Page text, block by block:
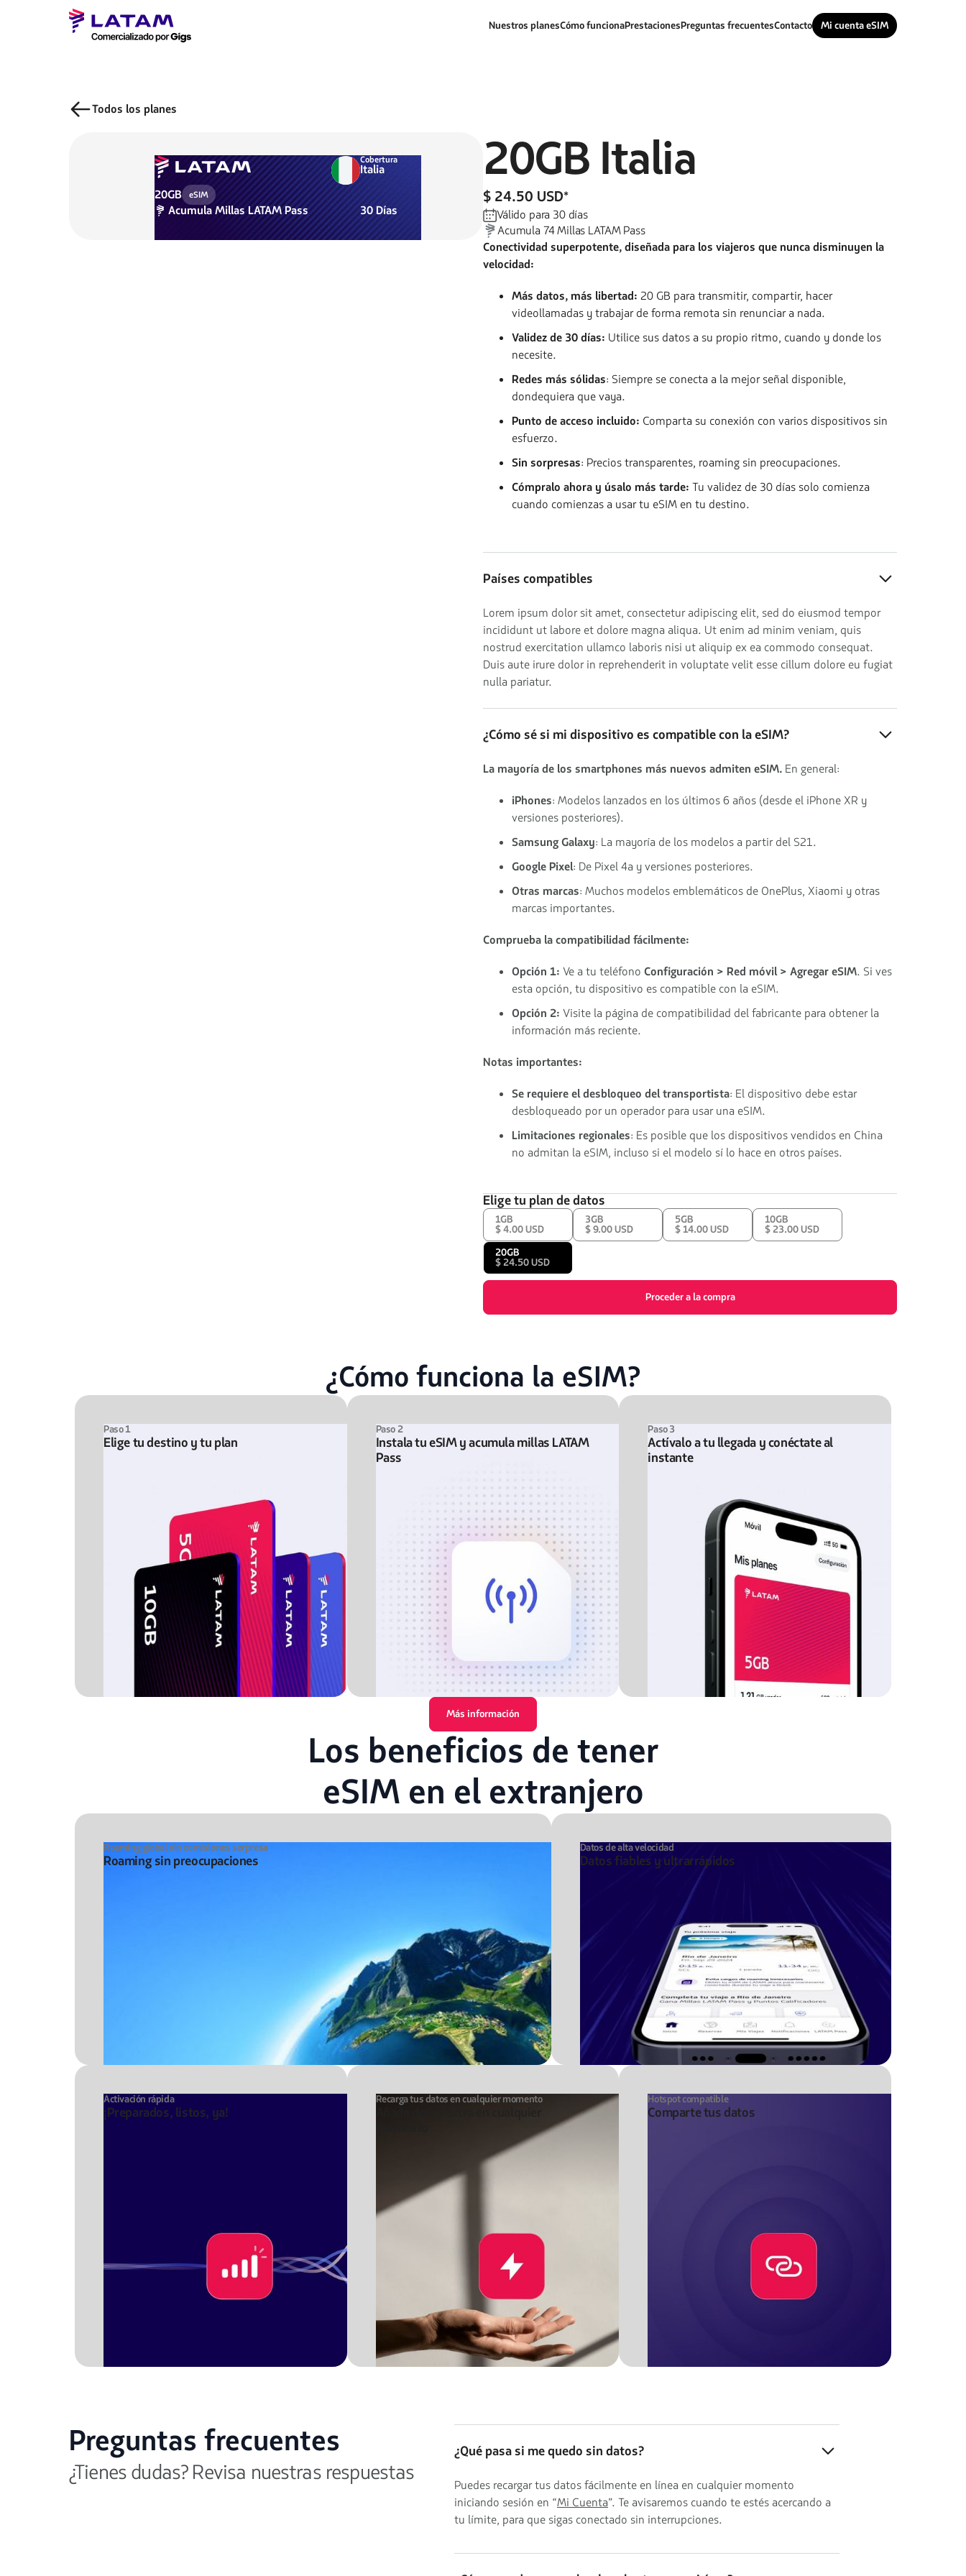
Nuestros planesCómo funcionaPrestacionesPreguntas frecuentesContacto Mi cuenta eSIM
Todos los planes
Cobertura
Italia
20GB
eSIM
AcumulaMillas LATAM Pass 30Días
20GB Italia
$ 24.50 USD*
Válido para 30días
Acumula74Millas LATAM Pass
Conectividad superpotente, diseñada para los viajeros que nunca disminuyen la
velocidad:
Más datos, más libertad: 20 GB para transmitir, compartir, hacer
videollamadas y trabajar de forma remota sin renunciar a nada.
Validez de 30 días: Utilice sus datos a su propio ritmo, cuando y donde los
necesite.
Redes más sólidas: Siempre se conecta a la mejor señal disponible,
dondequiera que vaya.
Punto de acceso incluido: Comparta su conexión con varios dispositivos sin
esfuerzo.
Sin sorpresas: Precios transparentes, roaming sin preocupaciones.
Cómpralo ahora y úsalo más tarde: Tu validez de 30 días solo comienza
cuando comienzas a usar tu eSIM en tu destino.
Países compatibles
Lorem ipsum dolor sit amet, consectetur adipiscing elit, sed do eiusmod tempor
incididunt ut labore et dolore magna aliqua. Ut enim ad minim veniam, quis
nostrud exercitation ullamco laboris nisi ut aliquip ex ea commodo consequat.
Duis aute irure dolor in reprehenderit in voluptate velit esse cillum dolore eu fugiat
nulla pariatur.
¿Cómo sé si mi dispositivo es compatible con la eSIM?
La mayoría de los smartphones más nuevos admiten eSIM. En general:
iPhones: Modelos lanzados en los últimos 6 años (desde el iPhone XR y
versiones posteriores).
Samsung Galaxy: La mayoría de los modelos a partir del S21.
Google Pixel: De Pixel 4a y versiones posteriores.
Otras marcas: Muchos modelos emblemáticos de OnePlus, Xiaomi y otras
marcas importantes.
Comprueba la compatibilidad fácilmente:
Opción 1: Ve a tu teléfono Configuración > Red móvil > Agregar eSIM. Si ves
esta opción, tu dispositivo es compatible con la eSIM.
Opción 2: Visite la página de compatibilidad del fabricante para obtener la
información más reciente.
Notas importantes:
Se requiere el desbloqueo del transportista: El dispositivo debe estar
desbloqueado por un operador para usar una eSIM.
Limitaciones regionales: Es posible que los dispositivos vendidos en China
no admitan la eSIM, incluso si el modelo sí lo hace en otros países.
Elige tu plan de datos
1GB
$ 4.00 USD
3GB
$ 9.00 USD
5GB
$ 14.00 USD
10GB
$ 23.00 USD
20GB
$ 24.50 USD
Proceder a la compra
¿Cómo funciona la eSIM?
Paso 1
Elige tu destino y tu plan
Paso 2
Instala tu eSIM y acumula millas LATAM
Pass
Paso 3
Actívalo a tu llegada y conéctate al
instante
Más información
Los beneficios de tener
eSIM en el extranjero
Roaming global sin comisiones sorpresa
Roaming sin preocupaciones
Datos de alta velocidad
Datos fiables y ultrarrápidos
Activación rápida
¡Preparados, listos, ya!
Recarga tus datos en cualquier momento Hotspot compatible
Comparte tus datos
Preguntas frecuentes
¿Tienes dudas? Revisa nuestras respuestas
¿Qué pasa si me quedo sin datos?
Puedes recargar tus datos fácilmente en línea en cualquier momento
iniciando sesión en “Mi Cuenta”. Te avisaremos cuando te estés acercando a
tu límite, para que sigas conectado sin interrupciones.